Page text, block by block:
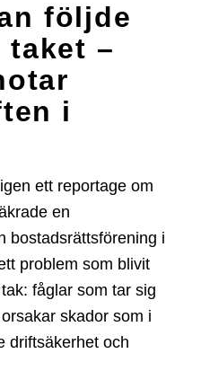
följde
taket –
i
ett reportage om
en
bostadsrättsförening i
problem som blivit
fåglar som tar sig
skador som i
driftsäkerhet och